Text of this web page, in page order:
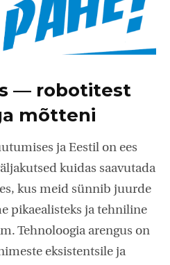
— robotitest
mõtteni
ja Eestil on ees
kuidas saavutada
kus meid sünnib juurde
pikaealisteks ja tehniline
Tehnoloogia arengus on
eksistentsile ja